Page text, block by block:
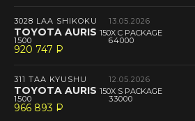
3028 LAA SHIKOKU 13.05.2026
TOYOTA AURIS 150X C PACKAGE
1500 64000
920 747 P
--
311 TAA KYUSHU 12.05.2026
TOYOTA AURIS 150X S PACKAGE
1500 33000
966 893 P
--